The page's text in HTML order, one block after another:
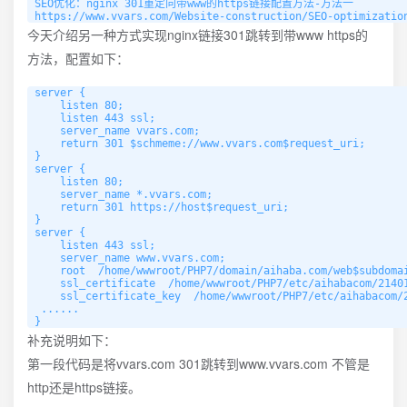
SEO优化：nginx 301重定向带www的https链接配置方法-方法一
https://www.vvars.com/Website-construction/SEO-
今天介绍另一种方式实现nginx链接301跳转到带www https的
方法，配置如下：
server {
    listen 80;
    listen 443 ssl;
    server_name vvars.com;
    return 301 $schmeme://www.vvars.com$request_uri;
}
server {
    listen 80;
    server_name *.vvars.com;
    return 301 https://host$request_uri;
}
server {
    listen 443 ssl;
    server_name www.vvars.com;
root  /home/wwwroot/PHP7/domain/aihaba.com/
ssl_certificate  /home/wwwroot/PHP7/etc/aihabacom/
ssl_certificate_key  /home/wwwroot/PHP7/etc/
......
补充说明如下：
第一段代码是将vvars.com 301跳转到www.vvars.com 不管是
http还是https链接。